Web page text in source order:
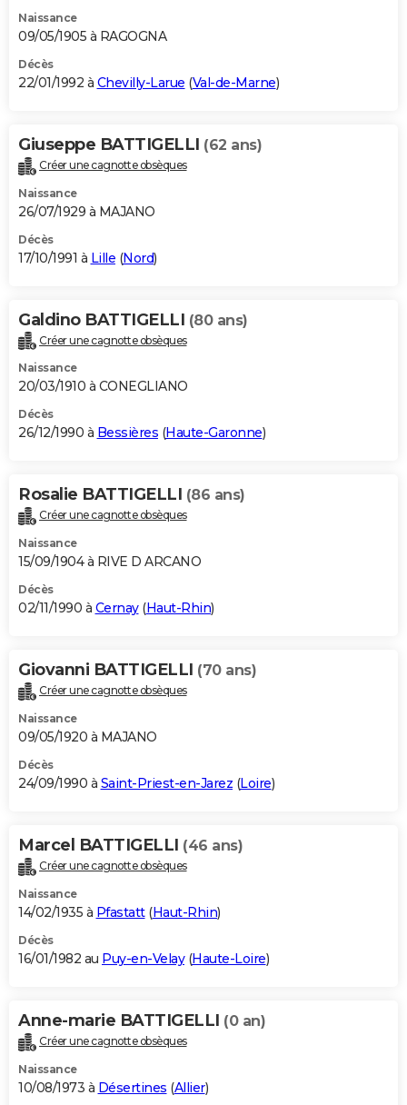
Naissance
09/05/1905 à RAGOGNA
Décès
22/01/1992 à Chevilly-Larue (Val-de-Marne)
Giuseppe BATTIGELLI (62 ans)
Créer une cagnotte obsèques
Naissance
26/07/1929 à MAJANO
Décès
17/10/1991 à Lille (Nord)
Galdino BATTIGELLI (80 ans)
Créer une cagnotte obsèques
Naissance
20/03/1910 à CONEGLIANO
Décès
26/12/1990 à Bessières (Haute-Garonne)
Rosalie BATTIGELLI (86 ans)
Créer une cagnotte obsèques
Naissance
15/09/1904 à RIVE D ARCANO
Décès
02/11/1990 à Cernay(Haut-Rhin)
Giovanni BATTIGELLI (70 ans)
Créer une cagnotte obsèques
Naissance
09/05/1920 à MAJANO
Décès
24/09/1990 à Saint-Priest-en-Jarez (Loire)
Marcel BATTIGELLI (46 ans)
Créer une cagnotte obsèques
Naissance
14/02/1935 à Pfastatt(Haut-Rhin)
Décès
16/01/1982 au Puy-en-Velay(Haute-Loire)
Anne-marie BATTIGELLI (0 an)
Créer une cagnotte obsèques
Naissance
10/08/1973 à Désertines (Allier)